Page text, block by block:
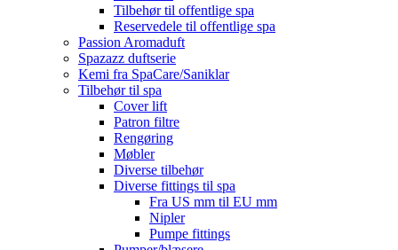
Tilbehør til offentlige spa
Reservedele til offentlige spa
Passion Aromaduft
Spazazz duftserie
Kemi fra SpaCare/Saniklar
Tilbehør til spa
Cover lift
Patron filtre
Rengøring
Møbler
Diverse tilbehør
Diverse fittings til spa
Fra US mm til EU mm
Nipler
Pumpe fittings